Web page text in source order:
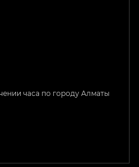
часа по городу Алматы